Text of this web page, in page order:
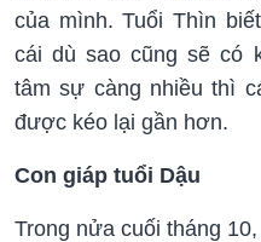
của mình. Tuổi Thìn
cái dù sao cũng sẽ có
tâm sự càng nhiều thì
được kéo lại gần hơn.
Con giáp tuổi Dậu
Trong nửa cuối tháng